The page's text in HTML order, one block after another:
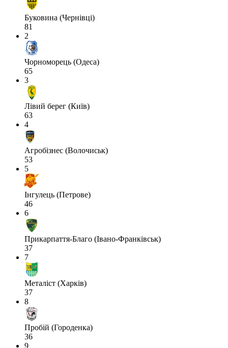
Буковина (Чернівці)
81
2
Чорноморець (Одеса)
65
3
Лівий берег (Київ)
63
4
Агробізнес (Волочиськ)
53
5
Інгулець (Петрове)
46
6
Прикарпаття-Благо (Івано-Франківськ)
37
7
Металіст (Харків)
37
8
Пробій (Городенка)
36
9